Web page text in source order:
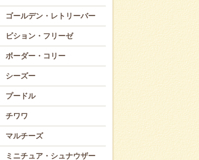
ゴールデン・レトリーバー
ビション・フリーゼ
ボーダー・コリー
シーズー
プードル
チワワ
マルチーズ
ミニチュア・シュナウザー